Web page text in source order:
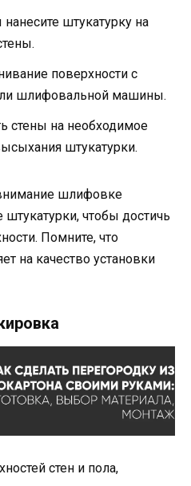
штукатурку на
поверхности с
шлифовальной машины.
стены на необходимое
штукатурки.
шлифовке
чтобы достичь
Помните, что
на качество установки
стен и пола,